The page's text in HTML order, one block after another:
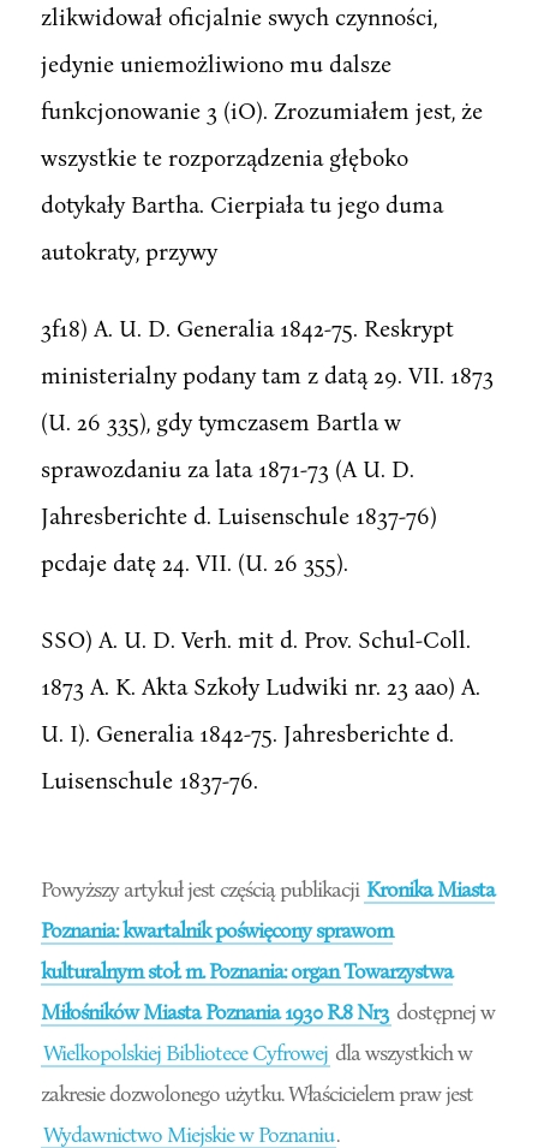
zlikwidował oficjalnie swych czynności,
jedynie uniemożliwiono mu dalsze
funkcjonowanie 3 (iO). Zrozumiałem jest, że
wszystkie te rozporządzenia głęboko
dotykały Bartha. Cierpiała tu jego duma
autokraty, przywy
3f18) A. U. D. Generalia 1842-75. Reskrypt
ministerialny podany tam z datą 29. VII. 1873
(U. 26 335), gdy tymczasem Bartla w
sprawozdaniu za lata 1871-73 (A U. D.
Jahresberichte d. Luisenschule 1837-76)
pcdaje datę 24. VII. (U. 26 355).
SSO) A. U. D. Verh. mit d. Prov. Schul-Coll.
1873 A. K. Akta Szkoły Ludwiki nr. 23 aao) A.
U. I). Generalia 1842-75. Jahresberichte d.
Luisenschule 1837-76.
Powyższy artykuł jest częścią publikacji Kronika Miasta
Poznania: kwartalnik poświęcony sprawom
kulturalnym stoł. m. Poznania: organ Towarzystwa
Miłośników Miasta Poznania 1930 R.8 Nr3 dostępnej w
Wielkopolskiej Bibliotece Cyfrowej dla wszystkich w
zakresie dozwolonego użytku. Właścicielem praw jest
Wydawnictwo Miejskie w Poznaniu.